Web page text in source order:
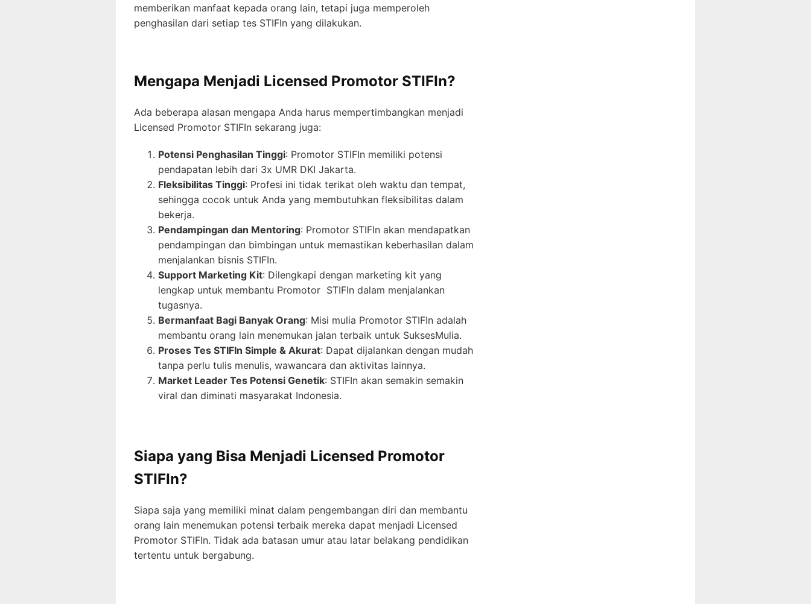
memberikan manfaat kepada orang lain, tetapi juga memperoleh
penghasilan dari setiap tes STIFIn yang dilakukan.
Mengapa Menjadi Licensed Promotor STIFIn?
Ada beberapa alasan mengapa Anda harus mempertimbangkan menjadi
Licensed Promotor STIFIn sekarang juga:
Potensi Penghasilan Tinggi: Promotor STIFIn memiliki potensi
pendapatan lebih dari 3x UMR DKI Jakarta.
Fleksibilitas Tinggi: Profesi ini tidak terikat oleh waktu dan tempat,
sehingga cocok untuk Anda yang membutuhkan fleksibilitas dalam
bekerja.
Pendampingan dan Mentoring: Promotor STIFIn akan mendapatkan
pendampingan dan bimbingan untuk memastikan keberhasilan dalam
menjalankan bisnis STIFIn.
Support Marketing Kit: Dilengkapi dengan marketing kit yang
lengkap untuk membantu Promotor STIFIn dalam menjalankan
tugasnya.
Bermanfaat Bagi Banyak Orang: Misi mulia Promotor STIFIn adalah
membantu orang lain menemukan jalan terbaik untuk SuksesMulia.
Proses Tes STIFIn Simple & Akurat: Dapat dijalankan dengan mudah
tanpa perlu tulis menulis, wawancara dan aktivitas lainnya.
Market Leader Tes Potensi Genetik: STIFIn akan semakin semakin
viral dan diminati masyarakat Indonesia.
Siapa yang Bisa Menjadi Licensed Promotor
STIFIn?
Siapa saja yang memiliki minat dalam pengembangan diri dan membantu
orang lain menemukan potensi terbaik mereka dapat menjadi Licensed
Promotor STIFIn. Tidak ada batasan umur atau latar belakang pendidikan
tertentu untuk bergabung.